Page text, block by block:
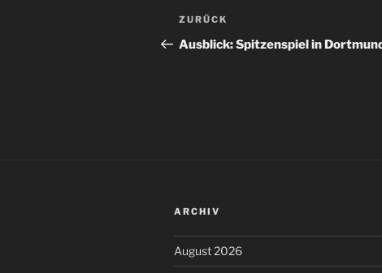
Beitragsnavigation
Vorheriger
Beitrag
ZURÜCK
Ausblick: Spitzenspiel in
ARCHIV
August 2026